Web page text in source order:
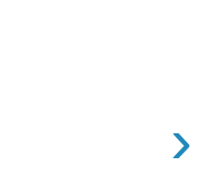
›